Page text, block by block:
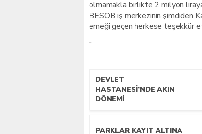
olmamakla birlikte 2 milyon
BESOB iş merkezinin şimdiden
emeği geçen herkese teşekkür
“
DEVLET
HASTANESİ’NDE AKIN
DÖNEMİ
PARKLAR KAYIT ALTINA